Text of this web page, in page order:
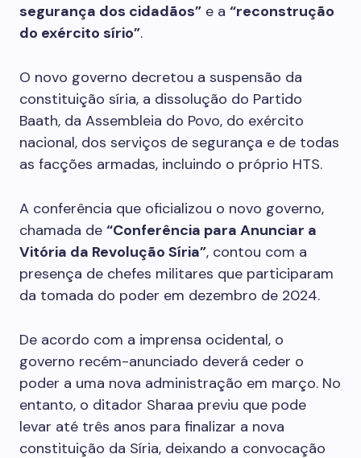
segurança dos cidadãos” e a “reconstrução
do exército sírio”.
O novo governo decretou a suspensão da
constituição síria, a dissolução do Partido
Baath, da Assembleia do Povo, do exército
nacional, dos serviços de segurança e de todas
as facções armadas, incluindo o próprio HTS.
A conferência que oficializou o novo governo,
chamada de “Conferência para Anunciar a
Vitória da Revolução Síria”, contou com a
presença de chefes militares que participaram
da tomada do poder em dezembro de 2024.
De acordo com a imprensa ocidental, o
governo recém-anunciado deverá ceder o
poder a uma nova administração em março. No
entanto, o ditador Sharaa previu que pode
levar até três anos para finalizar a nova
constituição da Síria, deixando a convocação